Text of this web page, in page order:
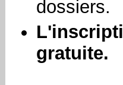
dossiers.
gratuite.